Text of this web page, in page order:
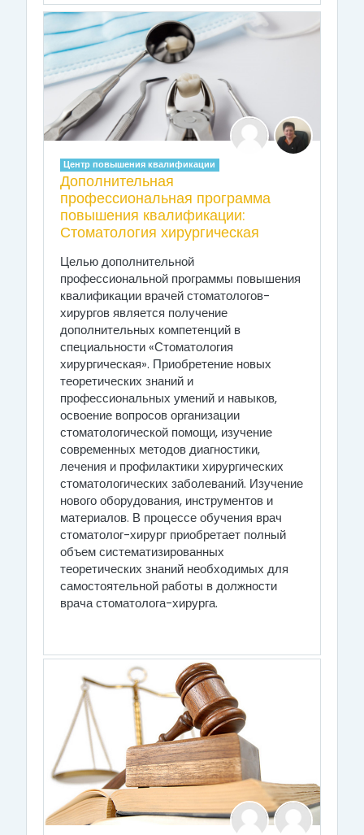
Центр повышения квалификации
Дополнительная
профессиональная программа
повышения квалификации:
Стоматология хирургическая
Целью дополнительной
профессиональной программы повышения
квалификации врачей стоматологов-
хирургов является получение
дополнительных компетенций в
специальности «Стоматология
хирургическая». Приобретение новых
теоретических знаний и
профессиональных умений и навыков,
освоение вопросов организации
стоматологической помощи, изучение
современных методов диагностики,
лечения и профилактики хирургических
стоматологических заболеваний. Изучение
нового оборудования, инструментов и
материалов. В процессе обучения врач
стоматолог-хирург приобретает полный
объем систематизированных
теоретических знаний необходимых для
самостоятельной работы в должности
врача стоматолога-хирурга.